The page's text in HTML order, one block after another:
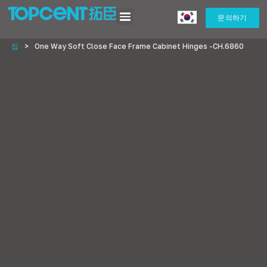
문의하기
집 > One Way Soft Close Face Frame Cabinet Hinges -CH.6860